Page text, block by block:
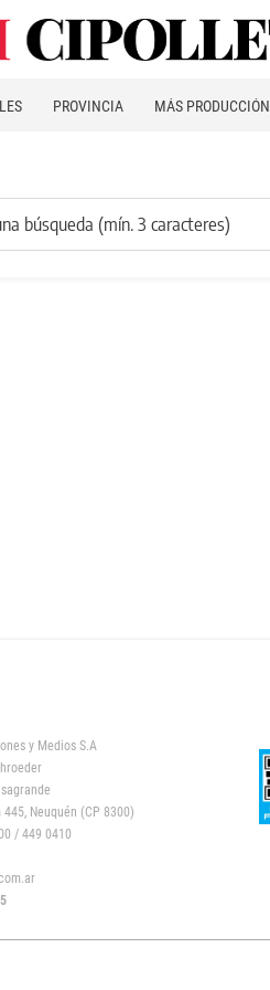
PROVINCIA MÁS PRODUCCIÓN
y Medios S.A
Neuquén (CP 8300)
/ 449 0410